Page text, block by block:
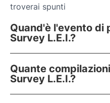
troverai spunti
Quand'è l'evento di
Survey L.E.I.?
Quante
Survey L.E.I.?